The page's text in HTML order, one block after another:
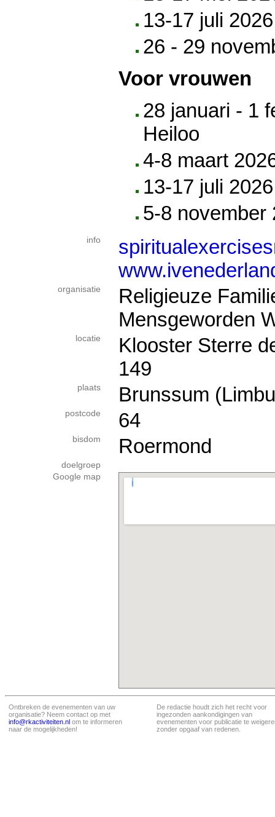
13-17 juli
26 - 29
Voor vrouwen
28 januari - 1
Heiloo
4-8 maart
13-17 juli
5-8 november
info
organisatie
Religieuze
Mensgeworden
locatie
Klooster Sterre
149
plaats Brunssum
postcode 64
bisdom Roermond
doelgroep
Google map
Ontbreken de evenementen van uw
organisatie? Neem contact op met
info@rkactiviteiten.nl om te informeren
naar de mogelijkheden!
De redactie houdt zich het recht voor
ingezonden aankondigingen van
evenementen voor publicatie te
zonder opgaaf van redenen.